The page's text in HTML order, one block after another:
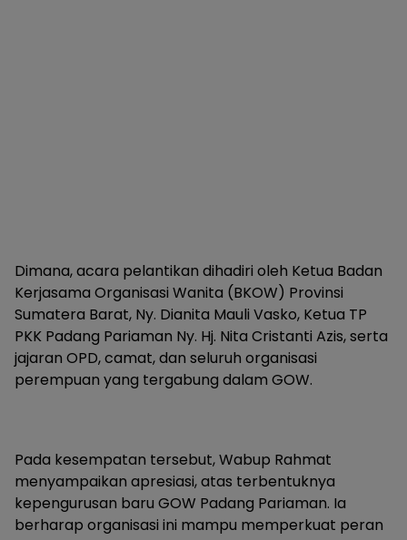
Dimana, acara pelantikan dihadiri oleh Ketua Badan
Kerjasama Organisasi Wanita (BKOW) Provinsi
Sumatera Barat, Ny. Dianita Mauli Vasko, Ketua TP
PKK Padang Pariaman Ny. Hj. Nita Cristanti Azis, serta
jajaran OPD, camat, dan seluruh organisasi
perempuan yang tergabung dalam GOW.
Pada kesempatan tersebut, Wabup Rahmat
menyampaikan apresiasi, atas terbentuknya
kepengurusan baru GOW Padang Pariaman. Ia
berharap organisasi ini mampu memperkuat peran